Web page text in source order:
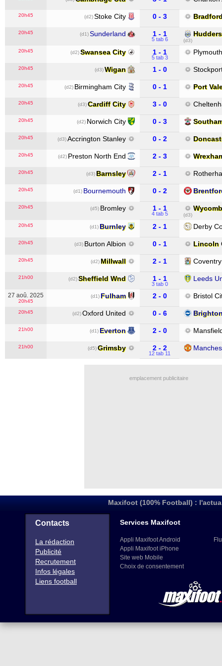
20h45 (d2)Stoke City 0 - 3
20h45 (d1)Sunderland 1 - 1
5 tab 6
(d3)
20h45
(d2)Swansea City 1 - 1
5 tab 3
Plymouth
20h45 (d3)Wigan 1 - 0
20h45 (d2) Birmingham City 0 - 1 Port
20h45 (d3)Cardiff City 3 - 0
20h45 (d2) Norwich City 0 - 3
20h45 (d3)Accrington Stanley 0 - 2
20h45 (d2) Preston North End 2 - 3
20h45 (d3) Barnsley 2 - 1
20h45 (d1) Bournemouth 0 - 2
20h45 (d5) Bromley 1 - 1
4 tab 5
(d3)
20h45
(d1) Burnley 2 - 1 Derby
20h45 (d3) Burton Albion 0 - 1 Lincoln
20h45 (d2) Millwall 2 - 1 Coventry
21h00 (d2)Sheffield Wnd 1 - 1
3 tab 0
Leeds
27 aoû. 2025
20h45
(d1) Fulham 2 - 0 Bristol
20h45 (d2)Oxford United 0 - 6
21h00 (d1) Everton 2 - 0
21h00 (d5)Grimsby 2 - 2
12 tab 11
emplacement publicitaire
Maxifoot (100% Football) :
Contacts
La rédaction
Publicité
Recrutement
Infos légales
Liens football
Services Maxifoot
Appli Maxifoot Android
Appli Maxifoot iPhone
Site web Mobile
Choix de consentement